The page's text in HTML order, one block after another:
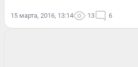
15 марта, 2016, 13:14 13 6